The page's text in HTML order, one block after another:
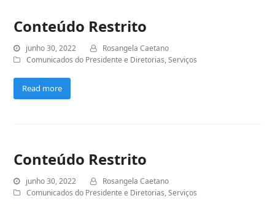
Conteúdo Restrito
junho 30, 2022
Rosangela Caetano
Comunicados do Presidente e Diretorias,Serviços
Read more
Conteúdo Restrito
junho 30, 2022
Rosangela Caetano
Comunicados do Presidente e Diretorias,Serviços